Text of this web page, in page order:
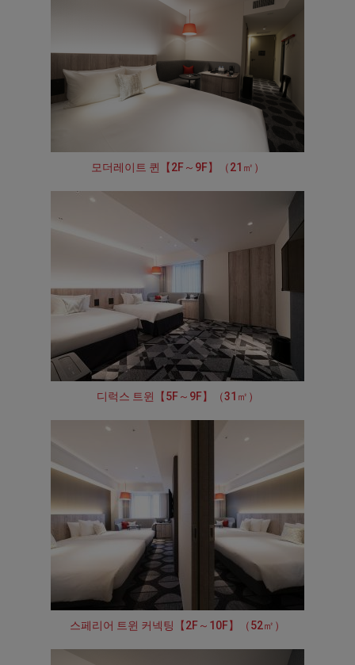
모더레이트 퀸【2F～9F】（21㎡）
디럭스 트윈【5F～9F】（31㎡）
스페리어 트윈 커넥팅【2F～10F】（52㎡）